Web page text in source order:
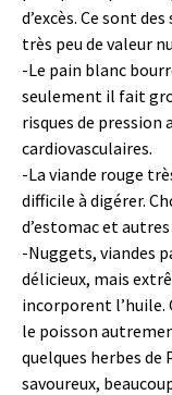
d’excès. Ce sont
très peu de valeur
-Le pain blanc
seulement il fait
risques de
cardiovasculaires.
-La viande rouge
difficile à digérer.
d’estomac et
-Nuggets, viandes
délicieux, mais
incorporent
le poisson
quelques herbes
savoureux,